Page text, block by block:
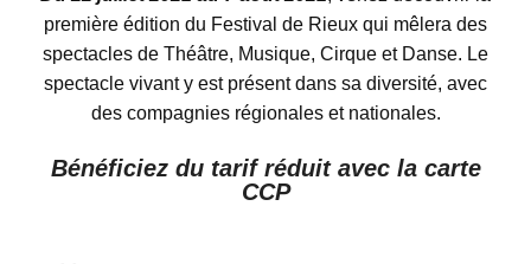
première édition du Festival de Rieux qui mêlera des
spectacles de Théâtre, Musique, Cirque et Danse. Le
spectacle vivant y est présent dans sa diversité, avec
des compagnies régionales et nationales.
Bénéficiez du tarif réduit avec la carte
CCP